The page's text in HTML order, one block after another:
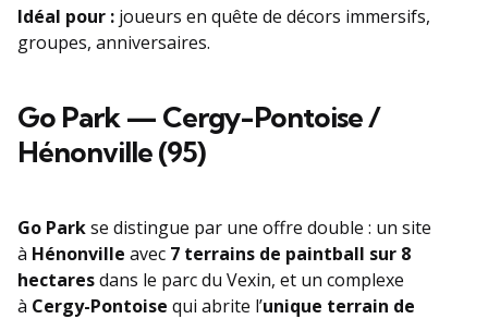
Idéal pour : joueurs en quête de décors immersifs,
groupes, anniversaires.
Go Park — Cergy-Pontoise /
Hénonville (95)
Go Parkse distingue par une offre double : un site
à Hénonville avec 7 terrains de paintball sur 8
hectaresdans le parc du Vexin, et un complexe
à Cergy-Pontoise qui abrite l’unique terrain de